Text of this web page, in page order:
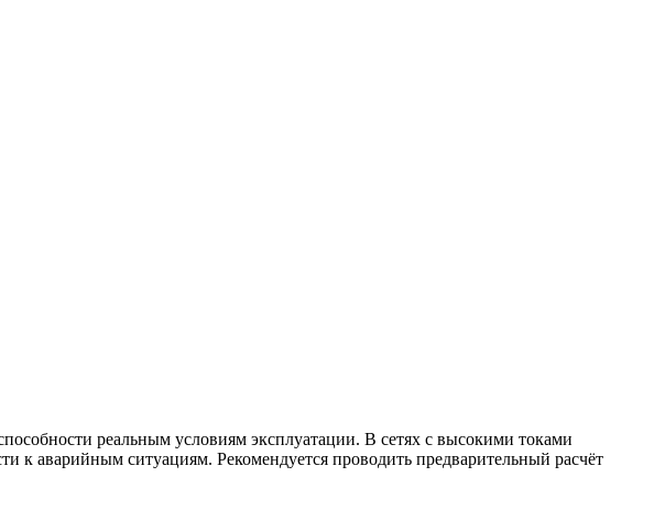
реальным условиям эксплуатации. В сетях с высокими токами
к аварийным ситуациям. Рекомендуется проводить предварительный расчёт